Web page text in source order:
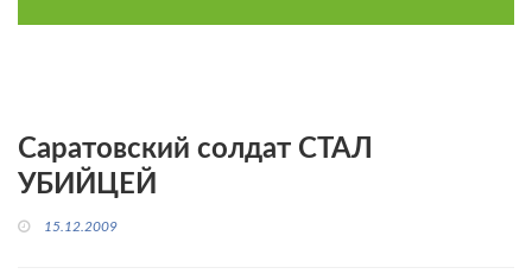
Саратовский солдат СТАЛ
УБИЙЦЕЙ
15.12.2009